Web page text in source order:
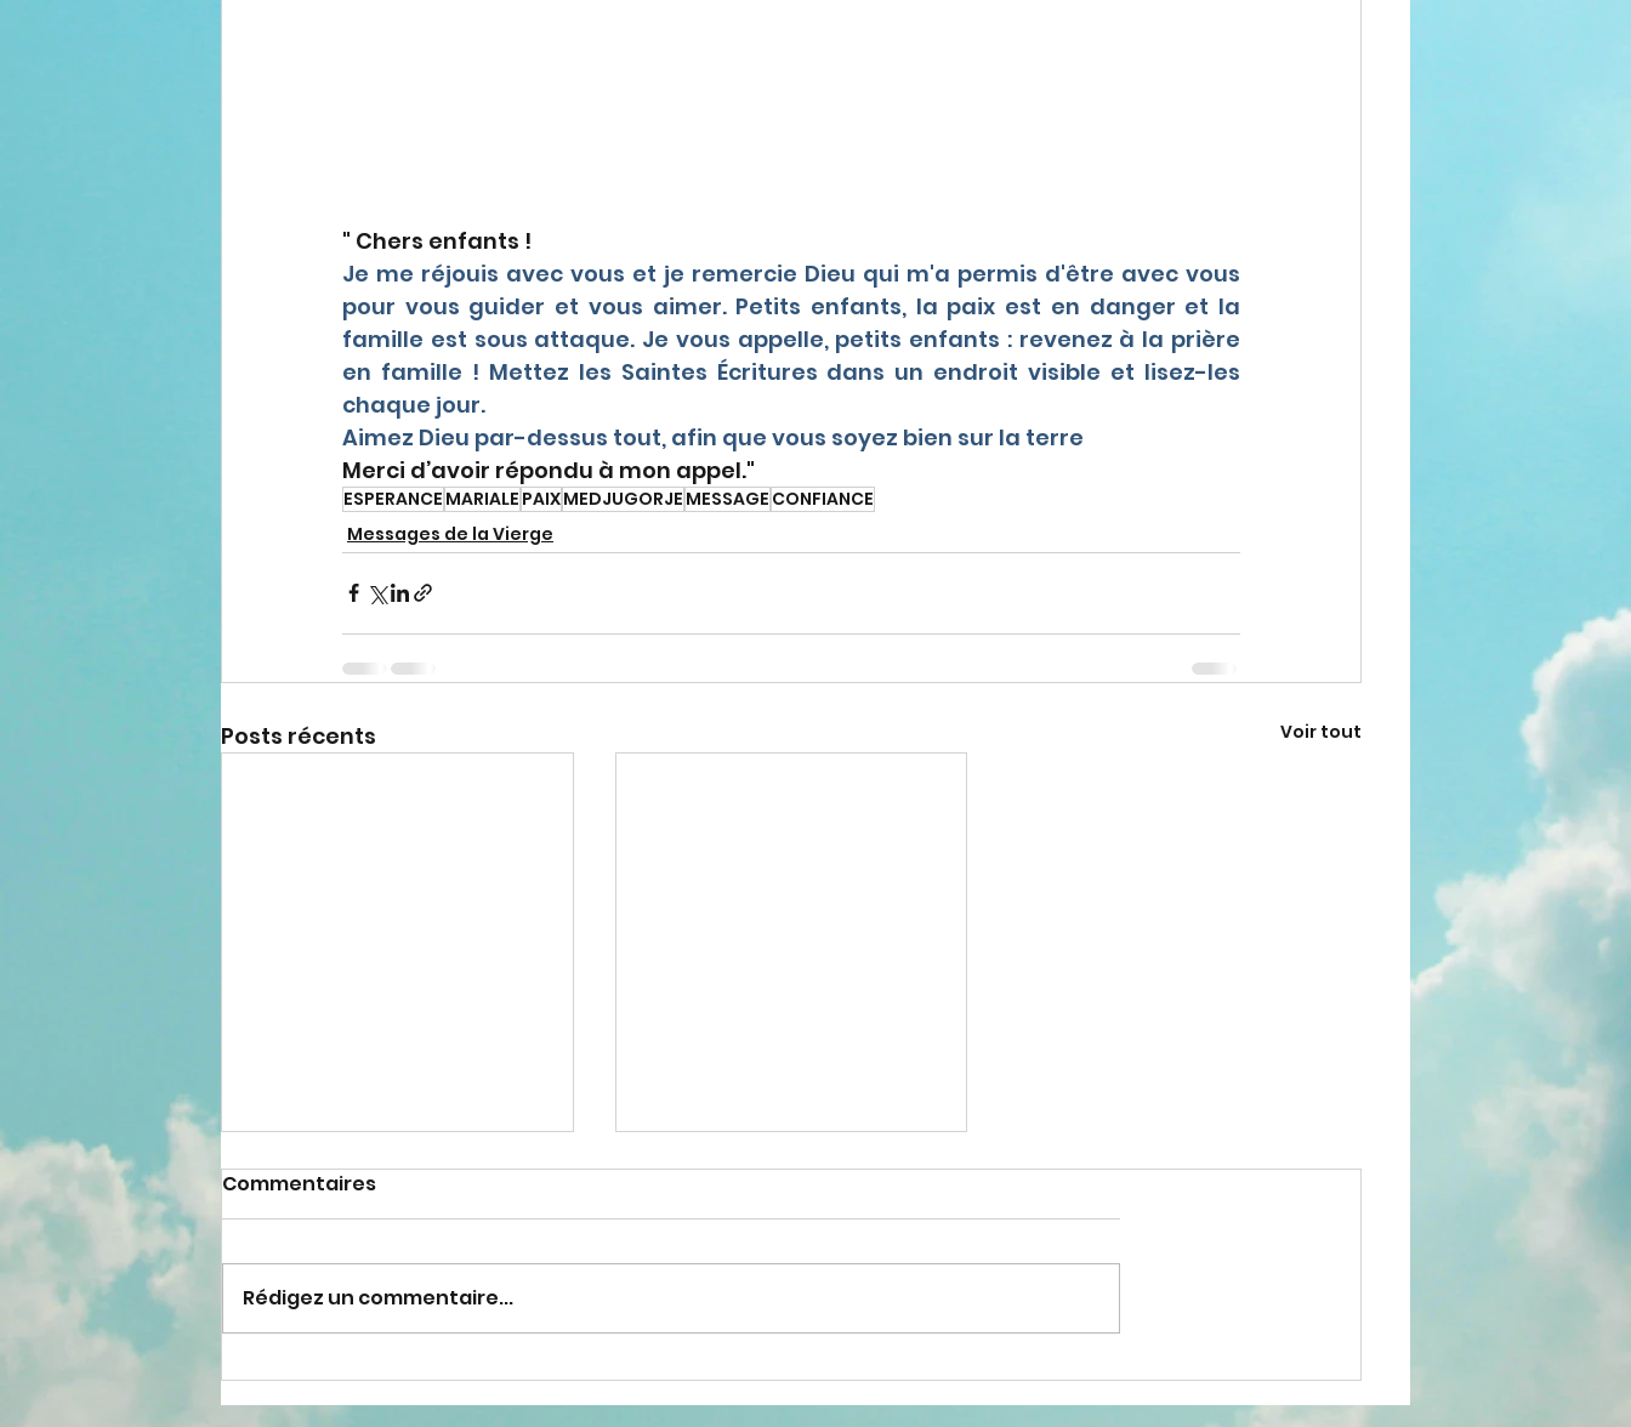
" Chers enfants !
Je me réjouis avec vous et je remercie Dieu qui m'a permis d'être avec vous
pour vous guider et vous aimer. Petits enfants, la paix est en danger et la
famille est sous attaque. Je vous appelle, petits enfants : revenez à la prière
en famille ! Mettez les Saintes Écritures dans un endroit visible et lisez-les
chaque jour.
Aimez Dieu par-dessus tout, afin que vous soyez bien sur la terre
Merci d’avoir répondu à mon appel."
ESPERANCE MARIALE PAIXMEDJUGORJE MESSAGE CONFIANCE
Messages de la Vierge
Posts récents Voir tout
Commentaires
Rédigez un commentaire...